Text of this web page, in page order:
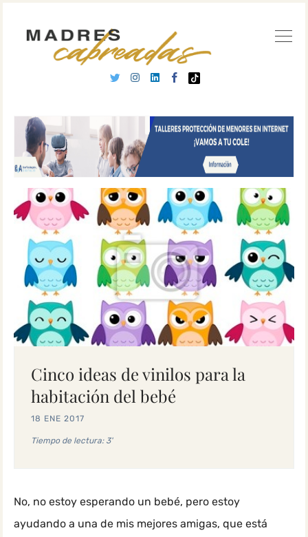
Buscar
Cinco ideas de vinilos para la
habitación del bebé
18 ENE 2017
Tiempo de lectura: 3'
No, no estoy esperando un bebé, pero estoy
ayudando a una de mis mejores amigas, que está